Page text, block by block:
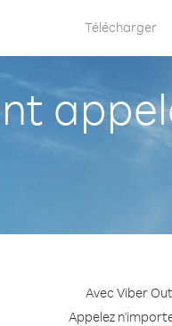
Télécharger
Avec Viber
Appelez